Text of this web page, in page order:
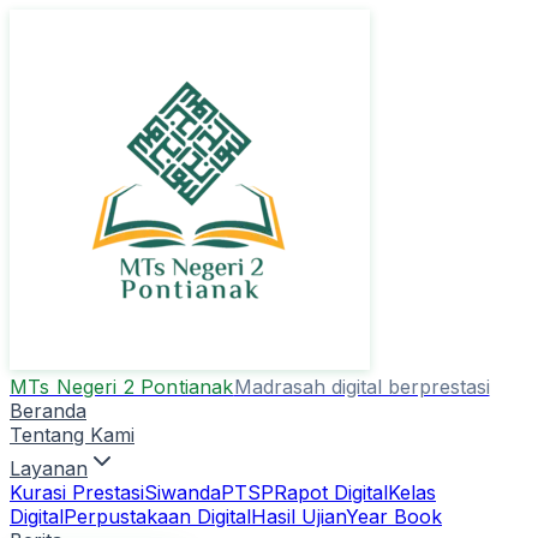
MTs Negeri 2 PontianakMadrasah digital berprestasi
Beranda
Tentang Kami
Layanan
Kurasi PrestasiSiwandaPTSPRapot DigitalKelas
DigitalPerpustakaan DigitalHasil UjianYear Book